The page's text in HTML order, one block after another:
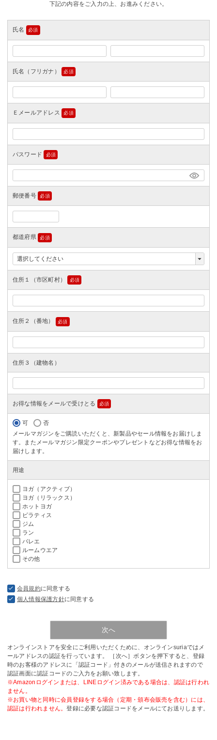
下記の内容をご入力の上、お進みください。
氏名
須)
氏名（フリガナ）
(必
須)
Ｅメールアドレス
須)
パスワード
須)
郵便番号
(必
須)
都道府県
須)
住所１（市区町村）
(必
須)
住所２（番地）
須)
住所３（建物名）
お得な情報をメールで受けとる
(必
可
否
メールマガジンをご購読いただくと、新製品やセール情報をお届けしま
す。またメールマガジン限定クーポンやプレゼントなどお得な情報をお
届けします。
用途
ヨガ（アクティブ）
ヨガ（リラックス）
ホットヨガ
ピラティス
ジム
ラン
バレエ
ルームウエア
その他
会員規約に同意する
個人情報保護方針に同意する
次へ
オンラインストアを安全にご利用いただくために、オンラインsuriaではメ
ールアドレスの認証を行っています。 ［次へ］ボタンを押下すると、登録
時のお客様のアドレスに「認証コード」付きのメールが送信されますので
認証画面に認証コードのご入力をお願い致します。
※Amazonログインまたは、LINEログイン済みである場合は、認証は行われ
ません。
※お買い物と同時に会員登録をする場合（定期・頒布会販売を含む）には、
認証は行われません。登録に必要な認証コードをメールにてお送りします。